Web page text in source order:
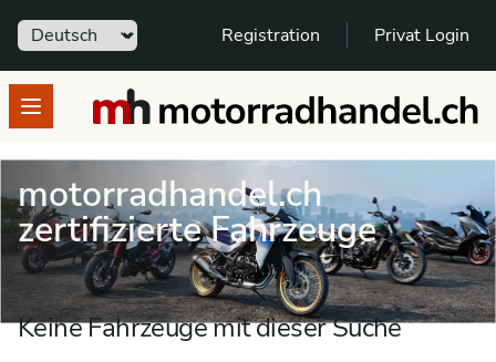
Sprache Registration Privat Login
Open menumotorradhandel.ch
motorradhandel.ch
zertifizierte Fahrzeuge
Keine Fahrzeuge mit dieser Suche